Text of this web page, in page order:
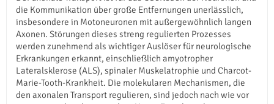
die Kommunikation über große Entfernungen unerlässlich,
insbesondere in Motoneuronen mit außergewöhnlich langen
Axonen. Störungen dieses streng regulierten Prozesses
werden zunehmend als wichtiger Auslöser für neurologische
Erkrankungen erkannt, einschließlich amyotropher
Lateralsklerose (ALS), spinaler Muskelatrophie und Charcot-
Marie-Tooth-Krankheit. Die molekularen Mechanismen, die
den axonalen Transport regulieren, sind jedoch nach wie vor